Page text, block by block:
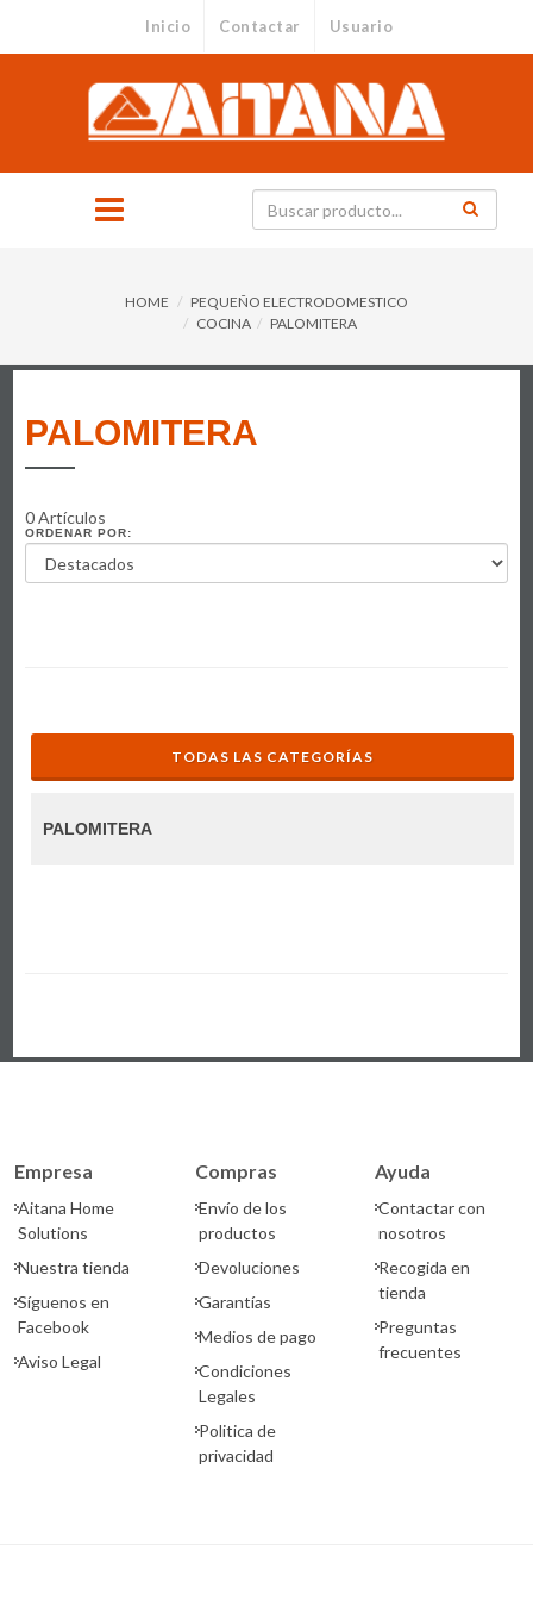
Inicio Contactar Usuario
HOME
PEQUEÑO ELECTRODOMESTICO
COCINA
PALOMITERA
PALOMITERA
0 Artículos
ORDENAR POR:
TODAS LAS CATEGORÍAS
PALOMITERA
Empresa
Aitana Home
Solutions
Nuestra tienda
Síguenos en
Facebook
Aviso Legal
Compras
Envío de los
productos
Devoluciones
Garantías
Medios de pago
Condiciones
Legales
Politica de
privacidad
Ayuda
Contactar con
nosotros
Recogida en
tienda
Preguntas
frecuentes